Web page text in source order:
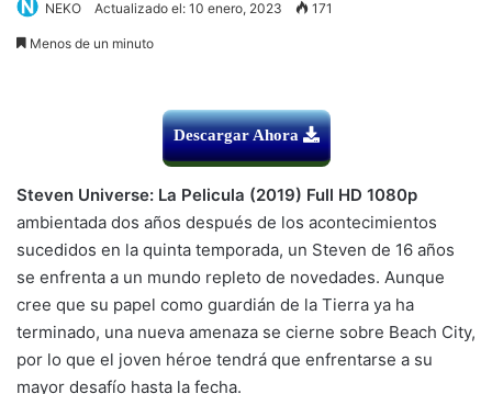
NEKO Actualizado el: 10 enero, 2023 171
Menos de un minuto
Descargar Ahora
Steven Universe: La Pelicula (2019) Full HD 1080p
ambientada dos años después de los acontecimientos
sucedidos en la quinta temporada, un Steven de 16 años
se enfrenta a un mundo repleto de novedades. Aunque
cree que su papel como guardián de la Tierra ya ha
terminado, una nueva amenaza se cierne sobre Beach City,
por lo que el joven héroe tendrá que enfrentarse a su
mayor desafío hasta la fecha.